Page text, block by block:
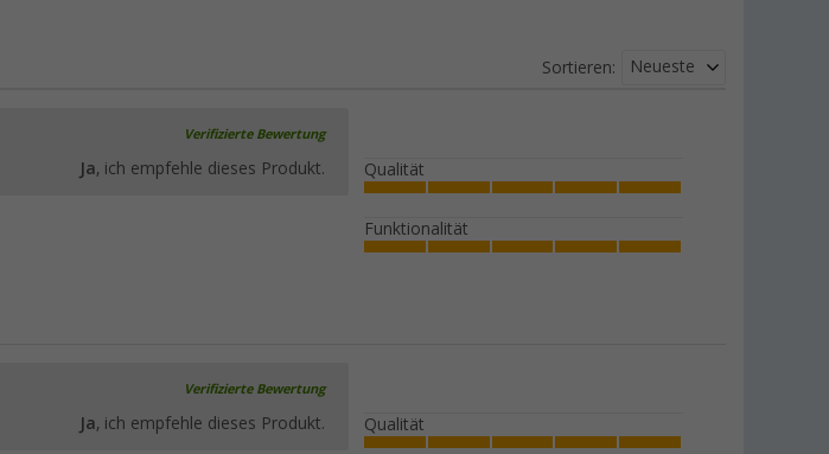
Sortieren: Neueste
Verifizierte Bewertung
Ja, ich empfehle dieses Produkt. Qualität
Funktionalität
Verifizierte Bewertung
Ja, ich empfehle dieses Produkt. Qualität